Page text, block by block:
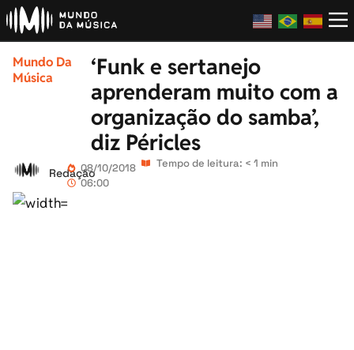
Mundo Da
Música
‘Funk e sertanejo
aprenderam muito com a
organização do samba’,
diz Péricles
Redação08/10/2018
06:00
Tempo de leitura: < 1 min